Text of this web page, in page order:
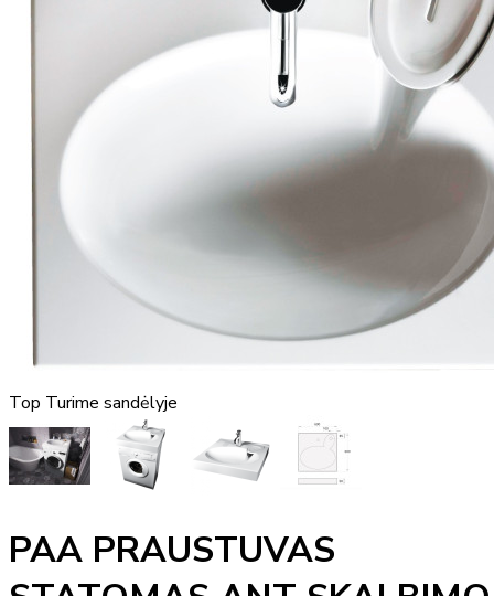
Top Turime sandėlyje
PAA PRAUSTUVAS